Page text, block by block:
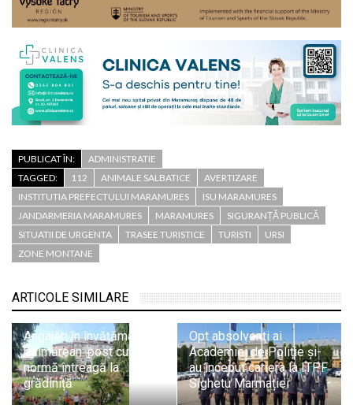
PUBLICAT ÎN:
ADMINISTRATIE
TAGGED:
112 ANIMALE SALBATICE
AVERTIZARE
INSTITUTIA PREFECTULUI MARAMURES
ISU MARAMURES
JANDARMERIA MARAMURES
MARAMURES
SIGURANȚĂ PUBLICĂ
SITUATII DE URGENTA
TRASEE TURISTICE TURISTI
URSI
ZONE MONTANE
ARTICOLE SIMILARE
Angajări în învățământul
băimărean: post cu
normă întreagă la
grădiniță
Opt absolvenți ai
Academiei de Poliție și-
au început cariera la ITPF
Sighetu Marmației